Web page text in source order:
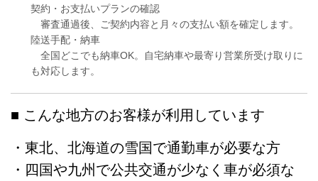
契約・お支払いプランの確認
審査通過後、ご契約内容と月々の支払い額を確定します。
陸送手配・納車
全国どこでも納車OK。自宅納車や最寄り営業所受け取りに
も対応します。
■ こんな地方のお客様が利用しています
・東北、北海道の雪国で通勤車が必要な方
・四国や九州で公共交通が少なく車が必須な